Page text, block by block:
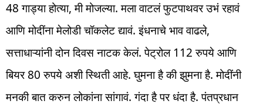
48 गाड्या होत्या, मी मोजल्या. मला वाटलं फुटपाथवर उभं रहावं
आणि मोदींना मेलोडी चॉकलेट द्यावं. इंधनाचे भाव वाढले,
सत्ताधाऱ्यांनी दोन दिवस नाटक केलं. पेट्रोल 112 रुपये आणि
बियर 80 रुपये अशी स्थिती आहे. घुमना है की झुमना है. मोदींनी
मनकी बात करुन लोकांना सांगावं. गंदा है पर धंदा है. पंतप्रधान